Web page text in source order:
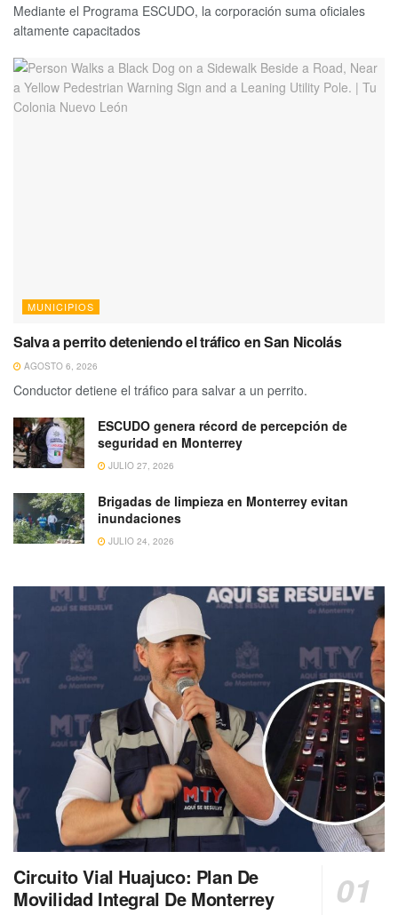
Mediante el Programa ESCUDO, la corporación suma oficiales
altamente capacitados
MUNICIPIOS
Salva a perrito deteniendo el tráfico en San Nicolás
AGOSTO 6, 2026
Conductor detiene el tráfico para salvar a un perrito.
ESCUDO genera récord de percepción de
seguridad en Monterrey
JULIO 27, 2026
Brigadas de limpieza en Monterrey evitan
inundaciones
JULIO 24, 2026
Circuito Vial Huajuco: Plan De
Movilidad Integral De Monterrey